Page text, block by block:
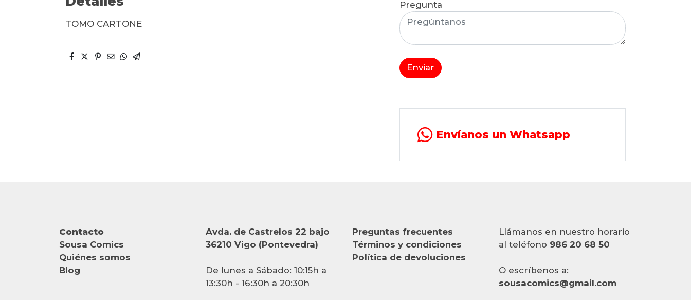
TOMO CARTONE
Pregunta
Enviar
Envíanos un Whatsapp
Contacto
Sousa Comics
Quiénes somos
Blog
Avda. de Castrelos 22 bajo
36210 Vigo (Pontevedra)
De lunes a Sábado: 10:15h a
13:30h - 16:30h a 20:30h
Preguntas frecuentes
Términos y condiciones
Política de devoluciones
Llámanos en nuestro horario
al teléfono 986 20 68 50
O escríbenos a:
sousacomics@gmail.com